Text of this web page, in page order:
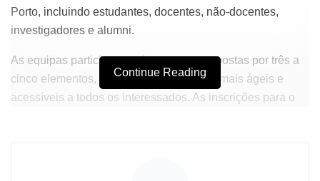
Porto, incluindo estudantes, docentes, não-docentes,
investigadores e alumni.
As equipas participantes devem ser compostas por três a
cinco elementos, o que viabiliza partidas mais ágeis e
acessíveis a todos os interessados. As inscrições para o
Continue Reading